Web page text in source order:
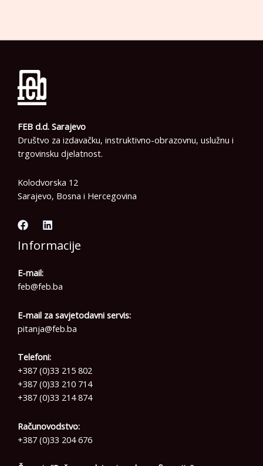
FEB d.d. Sarajevo
Društvo za izdavačku, instruktivno-obrazovnu, uslužnu i
trgovinsku djelatnost.
Kolodvorska 12
Sarajevo, Bosna i Hercegovina
Informacije
E-mail:
feb@feb.ba
E-mail za savjetodavni servis:
pitanja@feb.ba
Telefoni:
+387 (0)33 215 802
+387 (0)33 210 714
+387 (0)33 214 874
Računovodstvo:
+387 (0)33 204 676